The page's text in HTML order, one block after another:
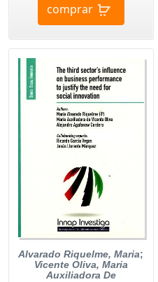
comprar
Alvarado Riquelme, Maria;
Vicente Oliva, Maria
Auxiliadora De